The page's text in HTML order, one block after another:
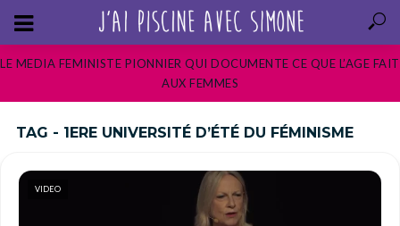
LE MEDIA FEMINISTE PIONNIER QUI DOCUMENTE CE QUE L’AGE FAIT
AUX FEMMES
TAG - 1ERE UNIVERSITÉ D’ÉTÉ DU FÉMINISME
VIDEO